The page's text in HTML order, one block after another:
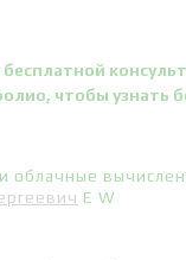
чтобы узнать
облачные
E W